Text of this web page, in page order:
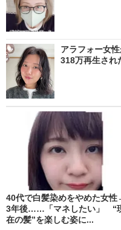
アラフォー女
318万再生され
40代で白髪染めをやめた女性
3年後……「マネしたい」 “
在の髪”を楽しむ姿に...